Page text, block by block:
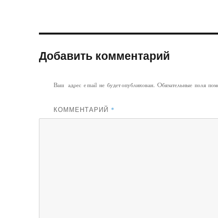
Добавить комментарий
Ваш адрес email не будет опубликован. Обязательные поля
КОММЕНТАРИЙ *